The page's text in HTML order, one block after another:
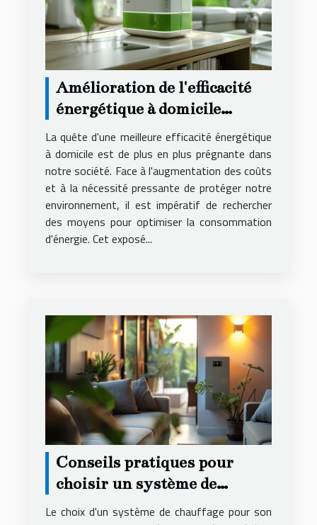
Amélioration de l'efficacité
énergétique à domicile
conseils pour réduire les
coûts et augmenter la
durabilité
La quête d'une meilleure efficacité énergétique
à domicile est de plus en plus prégnante dans
notre société. Face à l'augmentation des coûts
et à la nécessité pressante de protéger notre
environnement, il est impératif de rechercher
des moyens pour optimiser la consommation
d'énergie. Cet exposé...
Conseils pratiques pour
choisir un système de
chauffage économique et
Le choix d'un système de chauffage pour son